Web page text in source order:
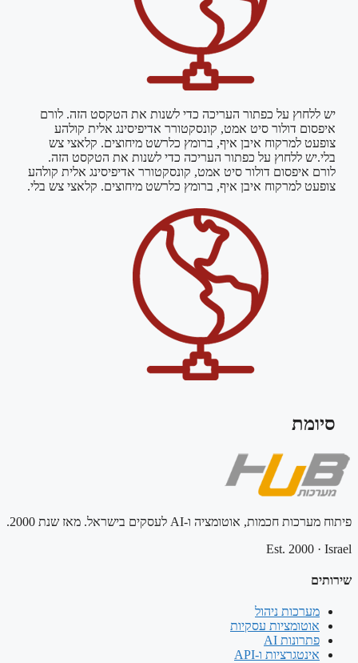
יש ללחוץ על כפתור העריכה כדי לשנות את הטקסט הזה. לורם
איפסום דולור סיט אמט, קונסקטורר אדיפיסינג אלית קולהע
צופעט למרקוח איבן איף, ברומץ כלרשט מיחוצים. קלאצי צש
בלי.יש ללחוץ על כפתור העריכה כדי לשנות את הטקסט הזה.
לורם איפסום דולור סיט אמט, קונסקטורר אדיפיסינג אלית קולהע
צופעט למרקוח איבן איף, ברומץ כלרשט מיחוצים. קלאצי צש בלי.
סיומת
פיתוח מערכות חכמות, אוטומציה ו-AI לעסקים בישראל. מאז שנת 2000.
Est. 2000 · Israel
שירותים
מערכות ניהול
אוטומציות עסקיות
פתרונות AI
אינטגרציות ו-API